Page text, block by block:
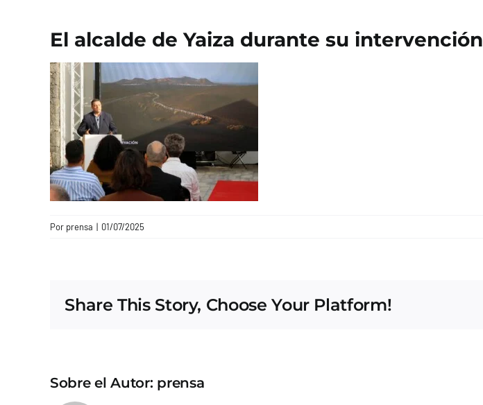
El alcalde de Yaiza durante su intervención
Por prensa | 01/07/2025
Share This Story, Choose Your Platform!
Sobre el Autor: prensa